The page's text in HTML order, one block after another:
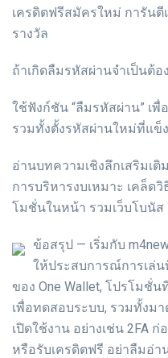
เครดิตฟรีสมัครใหม่ การันตี
รางวัล
ถ้าเกิดลืมรหัสผ่านจำเป็นต้อ
ใช้ฟังก์ชัน “ลืมรหัสผ่าน” เพื่
รวมทั้งตั้งรหัสผ่านใหม่ที่แข็
อ่านบทความเชิงลึกเสริมเติ
การบริหารงบเหมาะ เคล็ด
โมชั่นในหน้า รวมเว็บโบนัส
ข้อสรุป — เริ่มกับ
ให้ประสบการณ์การเล่
ของ One Wallet, โปรโมชั่
เพื่อทดสอบระบบ, รวมทั้งม
เปิดใช้งาน อย่างเช่น 2FA
หรือรับเครดิตฟรี อย่าลืมอ่า